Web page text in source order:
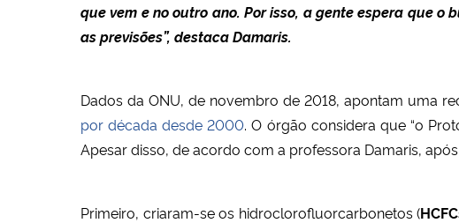
que vem e no outro ano. Por isso, a gente espera que
as previsões”, destaca Damaris.
Dados da ONU, de novembro de 2018, apontam uma
por década desde 2000. O órgão considera que “o
Apesar disso, de acordo com a professora Damaris,
Primeiro, criaram-se os hidroclorofluorcarbonetos (